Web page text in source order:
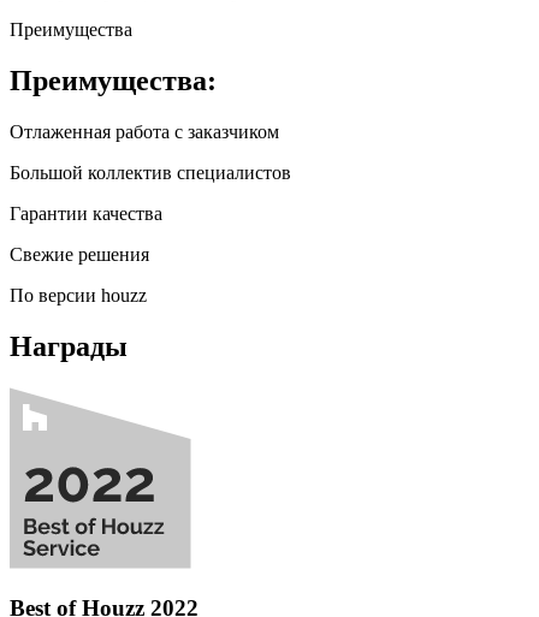
Преимущества
Преимущества:
Отлаженная работа с заказчиком
Большой коллектив специалистов
Гарантии качества
Свежие решения
По версии houzz
Награды
Best of Houzz 2022